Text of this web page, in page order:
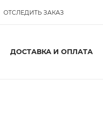
ОТСЛЕДИТЬ ЗАКАЗ
ДОСТАВКА И ОПЛАТА